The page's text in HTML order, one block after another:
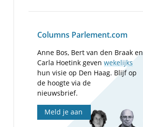
Columns Parlement.com
Anne Bos, Bert van den Braak en
Carla Hoetink gevenwekelijks
hun visie op Den Haag. Blijf op
de hoogte via de
nieuwsbrief.
Meld je aan